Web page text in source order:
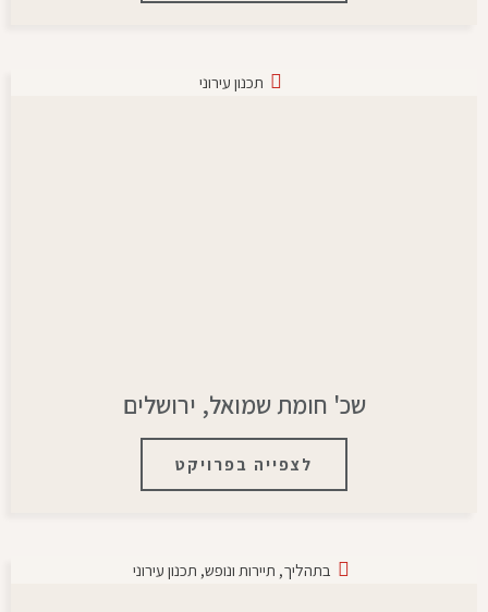
תכנון עירוני
שכ' חומת שמואל, ירושלים
לצפייה בפרויקט
בתהליך, תיירות ונופש, תכנון עירוני